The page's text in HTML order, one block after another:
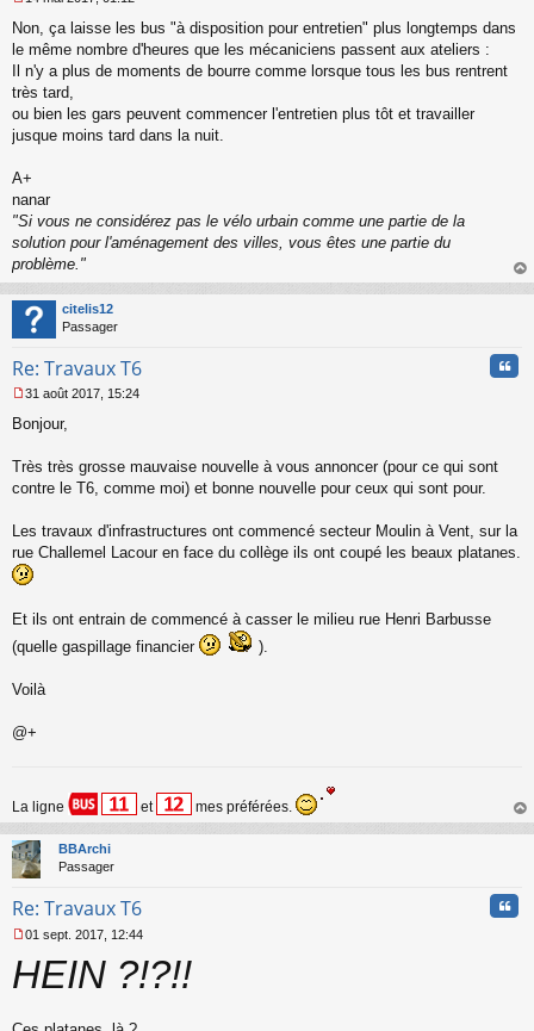
e
s
g
e
n
n
u
Non, ça laisse les bus "à disposition pour entretien" plus longtemps dans
le même nombre d'heures que les mécaniciens passent aux ateliers :
Il n'y a plus de moments de bourre comme lorsque tous les bus rentrent
très tard,
ou bien les gars peuvent commencer l'entretien plus tôt et travailler
jusque moins tard dans la nuit.
A+
nanar
"Si vous ne considérez pas le vélo urbain comme une partie de la
solution pour l'aménagement des villes, vous êtes une partie du
problème."
au
citelis12
Passager
Re: Travaux T6
e
s
g
n
o
n
l
31 août 2017, 15:24
Bonjour,
Très très grosse mauvaise nouvelle à vous annoncer (pour ce qui sont
contre le T6, comme moi) et bonne nouvelle pour ceux qui sont pour.
Les travaux d'infrastructures ont commencé secteur Moulin à Vent, sur la
rue Challemel Lacour en face du collège ils ont coupé les beaux platanes.
Et ils ont entrain de commencé à casser le milieu rue Henri Barbusse
(quelle gaspillage financier
).
Voilà
@+
La ligne et mes préférées.
au
BBArchi
Passager
Re: Travaux T6
s
01 sept. 2017, 12:44
HEIN ?!?!!